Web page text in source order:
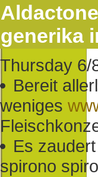
generika
Thursday 6/
Bereit
weniges
Es
spirono